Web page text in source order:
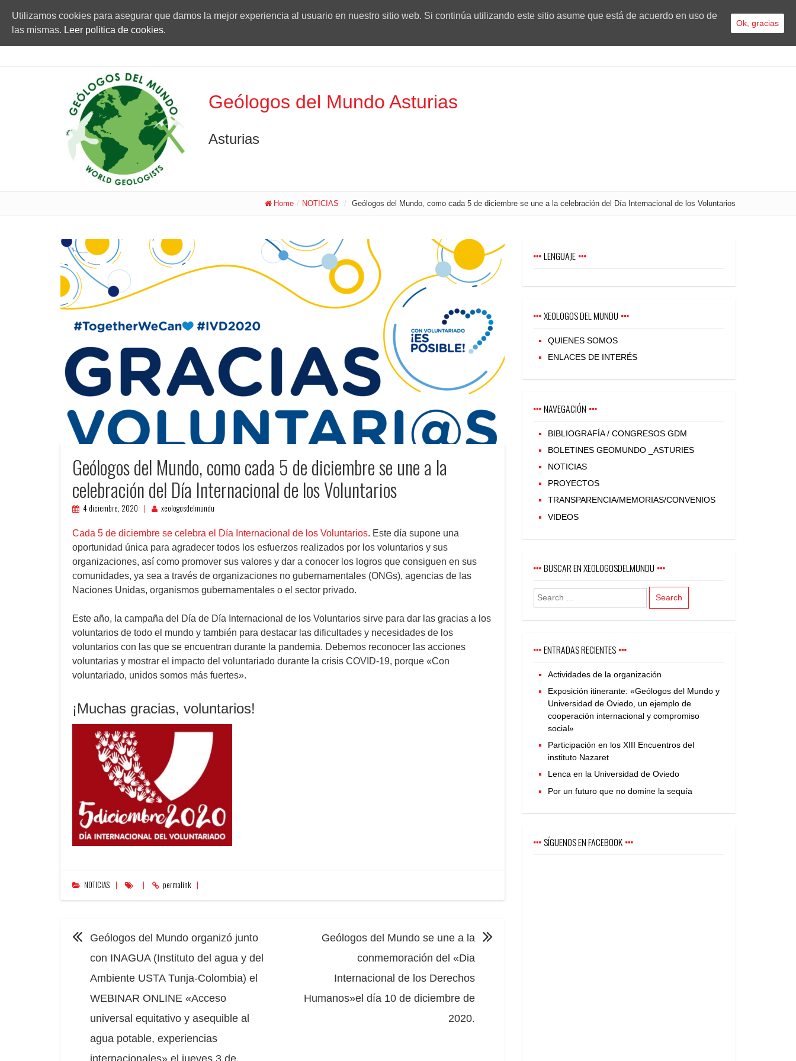
Geólogos del Mundo Asturias
Asturias
Home / NOTICIAS / Geólogos del Mundo, como cada 5 de diciembre se une a la celebración del Día Internacional de los Voluntarios
Geólogos del Mundo, como cada 5 de diciembre se une a la
celebración del Día Internacional de los Voluntarios
4 diciembre, 2020 xeologosdelmundu
Cada 5 de diciembre se celebra el Día Internacional de los Voluntarios. Este día supone una
oportunidad única para agradecer todos los esfuerzos realizados por los voluntarios y sus
organizaciones, así como promover sus valores y dar a conocer los logros que consiguen en sus
comunidades, ya sea a través de organizaciones no gubernamentales (ONGs), agencias de las
Naciones Unidas, organismos gubernamentales o el sector privado.
Este año, la campaña del Día de Día Internacional de los Voluntarios sirve para dar las gracias a los
voluntarios de todo el mundo y también para destacar las dificultades y necesidades de los
voluntarios con las que se encuentran durante la pandemia. Debemos reconocer las acciones
voluntarias y mostrar el impacto del voluntariado durante la crisis COVID-19, porque «Con
voluntariado, unidos somos más fuertes».
¡Muchas gracias, voluntarios!
NOTICIAS permalink
NAVEGACIÓN
Geólogos del Mundo organizó junto
con INAGUA (Instituto del agua y del
Ambiente USTA Tunja-Colombia) el
WEBINAR ONLINE «Acceso
universal equitativo y asequible al
agua potable, experiencias
Geólogos del Mundo se une a la
conmemoración del «Dia
Internacional de los Derechos
Humanos»el día 10 de diciembre de
2020.
LENGUAJE
XEOLOGOS DEL MUNDU
QUIENES SOMOS
ENLACES DE INTERÉS
NAVEGACIÓN
BIBLIOGRAFÍA / CONGRESOS GDM
BOLETINES GEOMUNDO _ASTURIES
NOTICIAS
PROYECTOS
TRANSPARENCIA/MEMORIAS/CONVENIOS
VIDEOS
BUSCAR EN XEOLOGOSDELMUNDU
ENTRADAS RECIENTES
Actividades de la organización
Exposición itinerante: «Geólogos del Mundo y
Universidad de Oviedo, un ejemplo de
cooperación internacional y compromiso
social»
Participación en los XIII Encuentros del
instituto Nazaret
Lenca en la Universidad de Oviedo
Por un futuro que no domine la sequía
SÍGUENOS EN FACEBOOK
Utilizamos cookies para asegurar que damos la mejor experiencia al usuario en nuestro sitio web. Si continúa utilizando este sitio asume que está de acuerdo en uso de
las mismas. Leer politica de cookies.
Ok, gracias